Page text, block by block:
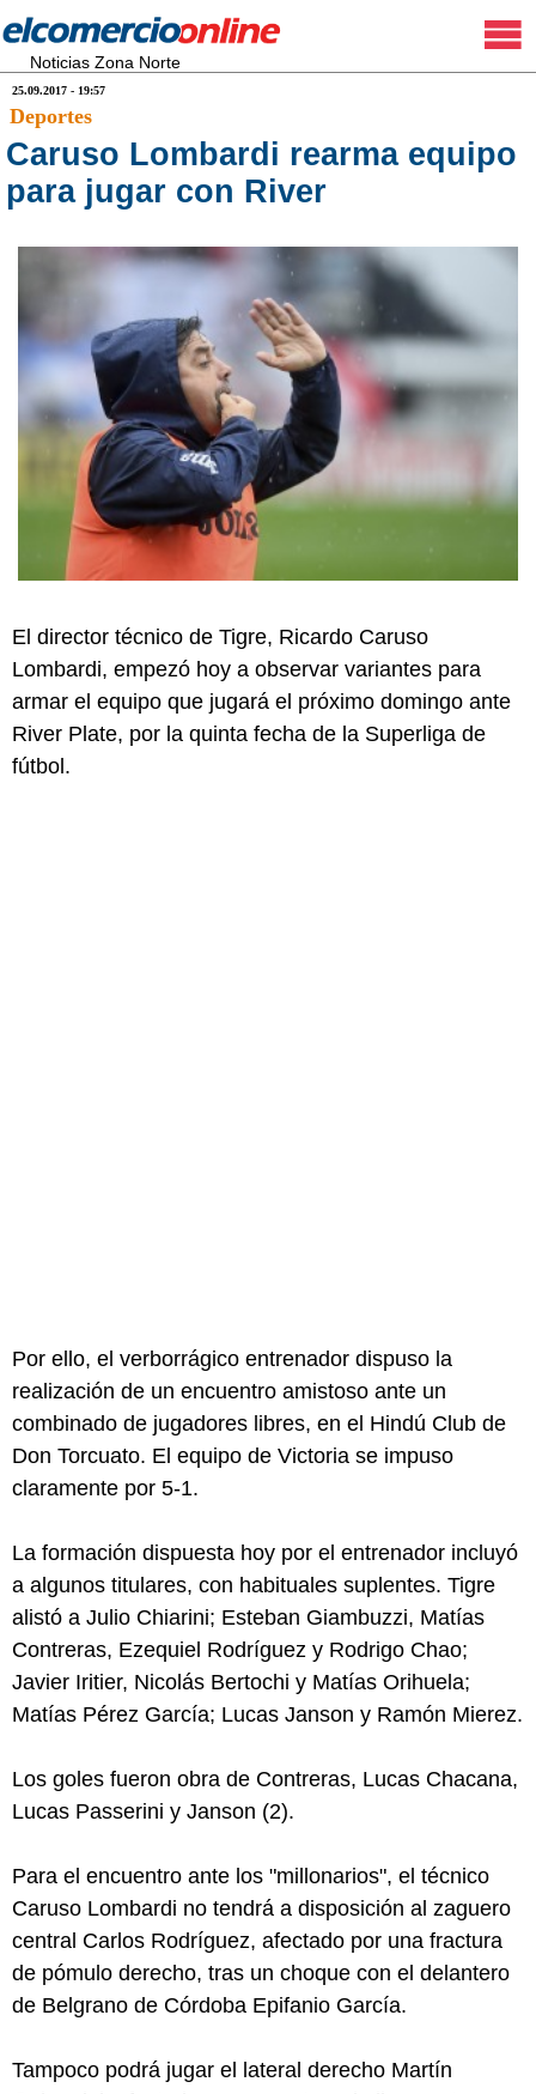
Noticias Zona Norte
25.09.2017 - 19:57
Deportes
Caruso Lombardi rearma equipo
para jugar con River
El director técnico de Tigre, Ricardo Caruso
Lombardi, empezó hoy a observar variantes para
armar el equipo que jugará el próximo domingo ante
River Plate, por la quinta fecha de la Superliga de
fútbol.
Por ello, el verborrágico entrenador dispuso la
realización de un encuentro amistoso ante un
combinado de jugadores libres, en el Hindú Club de
Don Torcuato. El equipo de Victoria se impuso
claramente por 5-1.
La formación dispuesta hoy por el entrenador incluyó
a algunos titulares, con habituales suplentes. Tigre
alistó a Julio Chiarini; Esteban Giambuzzi, Matías
Contreras, Ezequiel Rodríguez y Rodrigo Chao;
Javier Iritier, Nicolás Bertochi y Matías Orihuela;
Matías Pérez García; Lucas Janson y Ramón Mierez.
Los goles fueron obra de Contreras, Lucas Chacana,
Lucas Passerini y Janson (2).
Para el encuentro ante los "millonarios", el técnico
Caruso Lombardi no tendrá a disposición al zaguero
central Carlos Rodríguez, afectado por una fractura
de pómulo derecho, tras un choque con el delantero
de Belgrano de Córdoba Epifanio García.
Tampoco podrá jugar el lateral derecho Martín